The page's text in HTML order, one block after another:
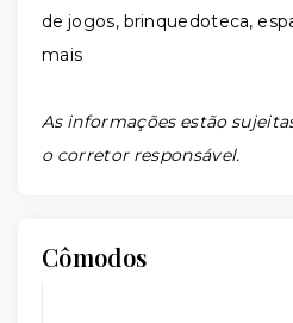
de jogos, brinquedoteca,
mais
As informações estão
o corretor responsável.
Cômodos